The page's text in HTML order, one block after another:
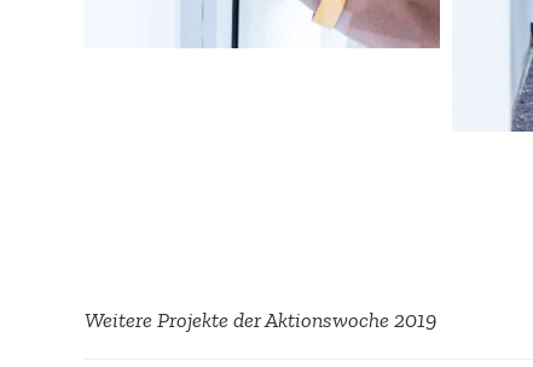
Weitere Projekte der Aktions­woche 2019